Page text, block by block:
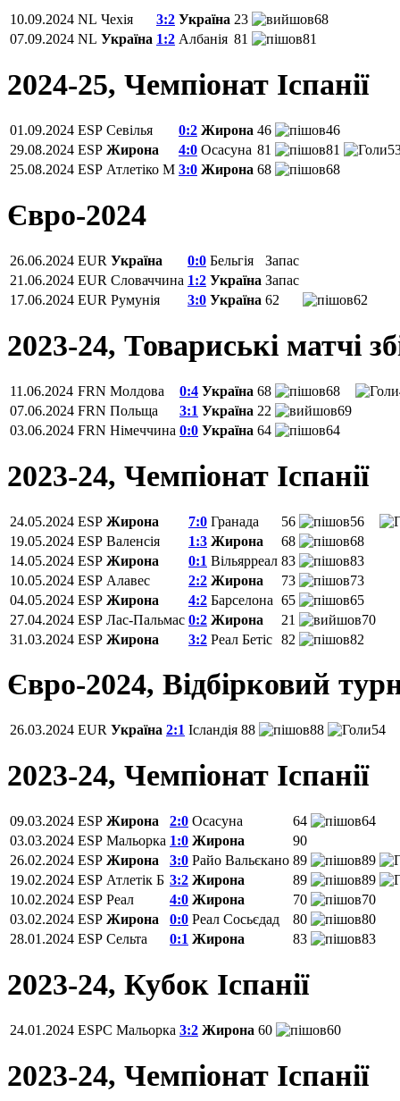
10.09.2024 NL Чехія 3:2 Україна 23
68
07.09.2024 NL Україна 1:2 Албанія 81 81
2024-25, Чемпiонат Іспанії
01.09.2024 ESP Севілья 0:2 Жирона 46
46
29.08.2024 ESP Жирона 4:0 Осасуна 81 81
25.08.2024 ESP Атлетіко М 3:0 Жирона 68 68
Євро-2024
26.06.2024 EUR Україна 0:0 Бельгія
Запас
21.06.2024 EUR Словаччина 1:2 Україна Запас
17.06.2024 EUR Румунія 3:0 Україна 62 62
2023-24, Товариські матчі
11.06.2024 FRN Молдова 0:4 Україна 68 68
07.06.2024 FRN Польща 3:1 Україна 22
69
03.06.2024 FRN Німеччина 0:0 Україна 64 64
2023-24, Чемпiонат Іспанії
24.05.2024 ESP Жирона 7:0 Гранада 56
56
19.05.2024 ESP Валенсія 1:3 Жирона 68
68
14.05.2024 ESP Жирона 0:1 Вільярреал 83
83
10.05.2024 ESP Алавес 2:2 Жирона 73
73
04.05.2024 ESP Жирона 4:2 Барселона 65
65
27.04.2024 ESP Лас-Пальмас 0:2 Жирона 21
70
31.03.2024 ESP Жирона 3:2 Реал Бетіс 82 82
Євро-2024, Відбірковий
26.03.2024 EUR Україна 2:1 Ісландія 88 88 54
2023-24, Чемпiонат Іспанії
09.03.2024 ESP Жирона 2:0 Осасуна 64
64
03.03.2024 ESP Мальорка 1:0 Жирона
90
26.02.2024 ESP Жирона 3:0 Райо Вальєкано 89
89
19.02.2024 ESP Атлетік Б 3:2 Жирона 89
89
10.02.2024 ESP Реал 4:0 Жирона 70
70
03.02.2024 ESP Жирона 0:0 Реал Сосьєдад 80
80
28.01.2024 ESP Сельта 0:1 Жирона 83 83
2023-24, Кубок Іспанії
24.01.2024 ESPC Мальорка 3:2 Жирона 60 60
2023-24, Чемпiонат Іспанії